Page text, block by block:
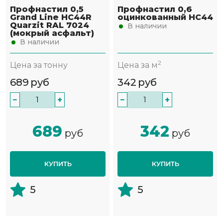
Профнастил 0,5
Grand Line НС44R
Quarzit RAL 7024
(мокрый асфальт)
В наличии
Цена за тонну
689 руб
− +
689 руб
КУПИТЬ
5
Профнастил 0,6
оцинкованный НС44
В наличии
Цена за м2
342 руб
− +
342 руб
КУПИТЬ
5